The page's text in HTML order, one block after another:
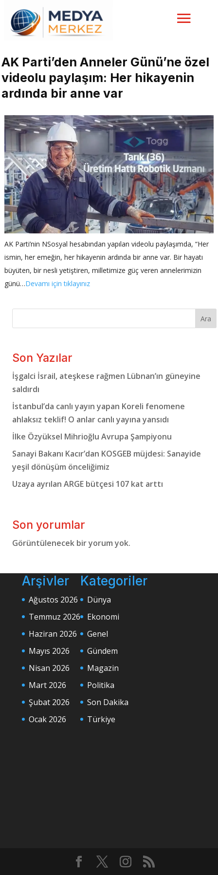
AK Parti’den Anneler Günü’ne özel
videolu paylaşım: Her hikayenin
ardında bir anne var
AK Parti’nin NSosyal hesabından yapılan videolu paylaşımda, “Her
ismin, her emeğin, her hikayenin ardında bir anne var. Bir hayatı
büyüten, bir nesli yetiştiren, milletimize güç veren annelerimizin
günü…Devamı için tıklayınız
Ara
Son Yazılar
İşgalci İsrail, ateşkese rağmen Lübnan’ın güneyine
saldırdı
İstanbul’da canlı yayın yapan Koreli fenomene
ahlaksız teklif! O anlar canlı yayına yansıdı
İlke Özyüksel Mihrioğlu Avrupa Şampiyonu
Sanayi Bakanı Kacır’dan KOSGEB müjdesi: Sanayide
yeşil dönüşüm önceliğimiz
Uzaya ayrılan ARGE bütçesi 107 kat arttı
Son yorumlar
Görüntülenecek bir yorum yok.
Arşivler
Ağustos 2026
Temmuz 2026
Haziran 2026
Mayıs 2026
Nisan 2026
Mart 2026
Şubat 2026
Ocak 2026
Kategoriler
Dünya
Ekonomi
Genel
Gündem
Magazin
Politika
Son Dakika
Türkiye